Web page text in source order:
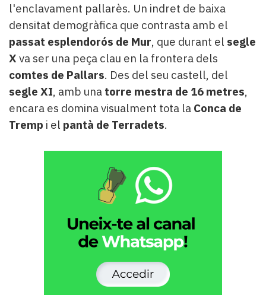
l'enclavament pallarès. Un indret de baixa
densitat demogràfica que contrasta amb el
passat esplendorós de Mur, que durant el segle
X va ser una peça clau en la frontera dels
comtes de Pallars. Des del seu castell, del
segle XI, amb una torre mestra de 16 metres,
encara es domina visualment tota la Conca de
Tremp i el pantà de Terradets.